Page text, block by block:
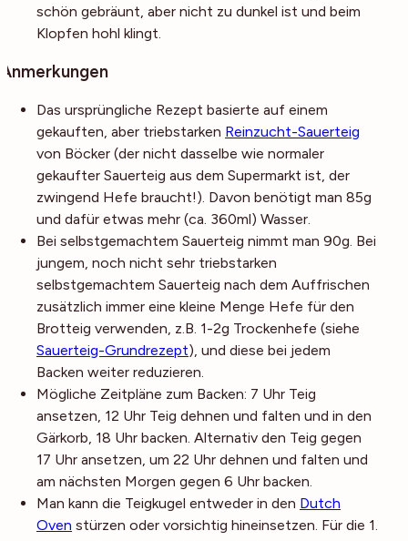
schön gebräunt, aber nicht zu dunkel ist und beim
Klopfen hohl klingt.
Anmerkungen
Das ursprüngliche Rezept basierte auf einem
gekauften, aber triebstarken Reinzucht-Sauerteig
von Böcker (der nicht dasselbe wie normaler
gekaufter Sauerteig aus dem Supermarkt ist, der
zwingend Hefe braucht!). Davon benötigt man 85g
und dafür etwas mehr (ca. 360ml) Wasser.
Bei selbstgemachtem Sauerteig nimmt man 90g. Bei
jungem, noch nicht sehr triebstarken
selbstgemachtem Sauerteig nach dem Auffrischen
zusätzlich immer eine kleine Menge Hefe für den
Brotteig verwenden, z.B. 1-2g Trockenhefe (siehe
Sauerteig-Grundrezept), und diese bei jedem
Backen weiter reduzieren.
Mögliche Zeitpläne zum Backen: 7 Uhr Teig
ansetzen, 12 Uhr Teig dehnen und falten und in den
Gärkorb, 18 Uhr backen. Alternativ den Teig gegen
17 Uhr ansetzen, um 22 Uhr dehnen und falten und
am nächsten Morgen gegen 6 Uhr backen.
Man kann die Teigkugel entweder in den Dutch
Oven stürzen oder vorsichtig hineinsetzen. Für die 1.